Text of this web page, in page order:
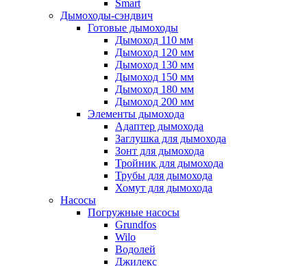
Smart
Дымоходы-сэндвич
Готовые дымоходы
Дымоход 110 мм
Дымоход 120 мм
Дымоход 130 мм
Дымоход 150 мм
Дымоход 180 мм
Дымоход 200 мм
Элементы дымохода
Адаптер дымохода
Заглушка для дымохода
Зонт для дымохода
Тройник для дымохода
Трубы для дымохода
Хомут для дымохода
Насосы
Погружные насосы
Grundfos
Wilo
Водолей
Джилекс